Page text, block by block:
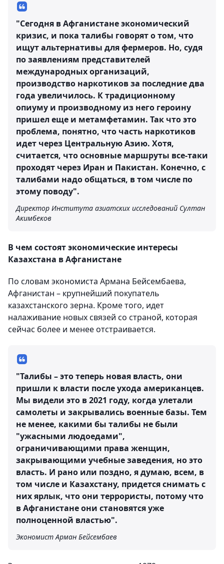
"Сегодня в Афганистане экономический
кризис, и пока талибы говорят о том, что
ищут альтернативы для фермеров. Но, судя
по заявлениям представителей
международных организаций,
производство наркотиков за последние два
года увеличилось. К традиционному
опиуму и производному из него героину
пришел еще и метамфетамин. Так что это
проблема, понятно, что часть наркотиков
идет через Центральную Азию. Хотя,
считается, что основные маршруты все-таки
проходят через Иран и Пакистан. Конечно, с
талибами надо общаться, в том числе по
этому поводу".
Директор Института азиатских исследований Султан
Акимбеков
В чем состоят экономические интересы
Казахстана в Афганистане
По словам экономиста Армана Бейсембаева,
Афганистан – крупнейший покупатель
казахстанского зерна. Кроме того, идет
налаживание новых связей со страной, которая
сейчас более и менее отстраивается.
"Талибы – это теперь новая власть, они
пришли к власти после ухода американцев.
Мы видели это в 2021 году, когда улетали
самолеты и закрывались военные базы. Тем
не менее, какими бы талибы не были
"ужасными людоедами",
ограничивающими права женщин,
закрывающими учебные заведения, но это
власть. И рано или поздно, я думаю, всем, в
том числе и Казахстану, придется снимать с
них ярлык, что они террористы, потому что
в Афганистане они становятся уже
полноценной властью".
Экономист Арман Бейсембаев